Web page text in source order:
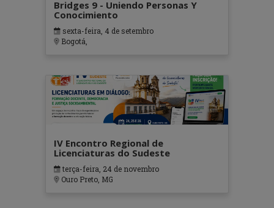
Bridges 9 - Uniendo Personas Y
Conocimiento
sexta-feira, 4 de setembro
Bogotá,
IV Encontro Regional de
Licenciaturas do Sudeste
terça-feira, 24 de novembro
Ouro Preto, MG